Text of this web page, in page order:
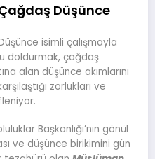
Düşünce
isimli çalışmayla
doldurmak, çağdaş
alan düşünce akımlarını
zorlukları ve
Başkanlığı’nın gönül
ve düşünce birikimini gün